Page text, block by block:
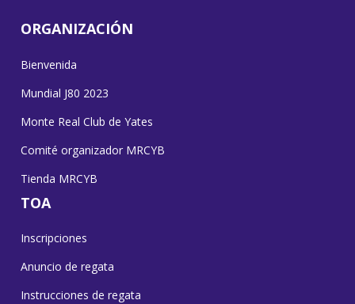
ORGANIZACIÓN
Bienvenida
Mundial J80 2023
Monte Real Club de Yates
Comité organizador MRCYB
Tienda MRCYB
TOA
Inscripciones
Anuncio de regata
Instrucciones de regata